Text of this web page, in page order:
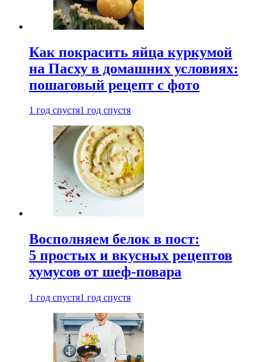
Как покрасить яйца куркумой
на Пасху в домашних условиях:
пошаговый рецепт с фото
1 год спустя1 год спустя
Восполняем белок в пост:
5 простых и вкусных рецептов
хумусов от шеф-повара
1 год спустя1 год спустя